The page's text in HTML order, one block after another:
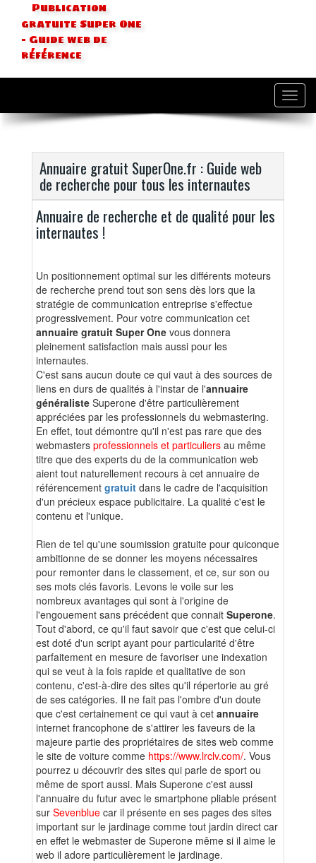
Publication
gratuite Super One
- Guide web de
référence
Annuaire gratuit SuperOne.fr : Guide web
de recherche pour tous les internautes
Annuaire de recherche et de qualité pour les
internautes !
Un positionnement optimal sur les différents moteurs
de recherche prend tout son sens dès lors que la
stratégie de communication entreprise s'effectue
progressivement. Pour votre communication cet
annuaire gratuit Super One vous donnera
pleinement satisfaction mais aussi pour les
internautes.
C'est sans aucun doute ce qui vaut à des sources de
liens en durs de qualités à l'instar de l'annuaire
généraliste Superone d'être particulièrement
appréciées par les professionnels du webmastering.
En effet, tout démontre qu'il n'est pas rare que des
webmasters professionnels et particuliers au même
titre que des experts du de la communication web
aient tout naturellement recours à cet annuaire de
référencement gratuit dans le cadre de l'acquisition
d'un précieux espace publicitaire. La qualité c'est le
contenu et l'unique.
Rien de tel qu'une soumission gratuite pour quiconque
ambitionne de se donner les moyens nécessaires
pour remonter dans le classement, et ce, sur son ou
ses mots clés favoris. Levons le voile sur les
nombreux avantages qui sont à l'origine de
l'engouement sans précédent que connait Superone.
Tout d'abord, ce qu'il faut savoir que c'est que celui-ci
est doté d'un script ayant pour particularité d'être
parfaitement en mesure de favoriser une indexation
qui se veut à la fois rapide et qualitative de son
contenu, c'est-à-dire des sites qu'il répertorie au gré
de ses catégories. Il ne fait pas l'ombre d'un doute
que c'est certainement ce qui vaut à cet annuaire
internet francophone de s'attirer les faveurs de la
majeure partie des propriétaires de sites web comme
le site de voiture comme https://www.lrclv.com/. Vous
pourrez u découvrir des sites qui parle de sport ou
même de sport aussi. Mais Superone c'est aussi
l'annuaire du futur avec le smartphone pliable présent
sur Sevenblue car il présente en ses pages des sites
important sur le jardinage comme tout jardin direct car
en effet le webmaster de Superone même si il aime le
web il adore particulièrement le jardinage.